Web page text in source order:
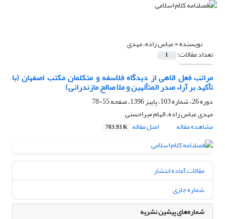
نویسنده =عباس زاده، مهدی
تعداد مقالات: 1
مراتب فعل الاهی از دیدگاه فلاسفه و متکلمان مکتب اصفهان (با
تأکید بر آراء صدر المتألهین و ملا صالح مازندرانی)
دوره 26، شماره 103، پاییز 1396، صفحه
55-78
مهدی عباس زاده، الهام میراحسنی
مشاهده مقاله
اصل مقاله 783.93 K
مقالات آماده انتشار
شماره جاری
شماره‌های پیشین نشریه